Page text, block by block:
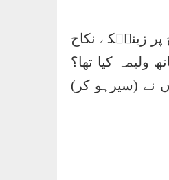
زینبؓکے نکاح
ولیمہ کیا تھا؟
نے (سیرہو کر)